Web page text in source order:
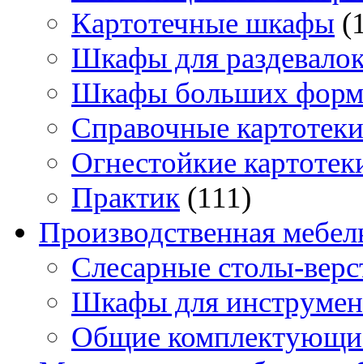
Картотечные шкафы
Шкафы для
Шкафы больших
Справочные картотеки
Огнестойкие
Практик (111)
Производственная
Слесарные столы-
Шкафы для
Общие